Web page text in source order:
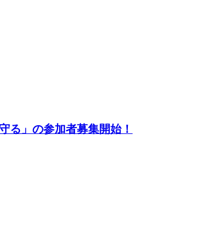
る」の参加者募集開始！